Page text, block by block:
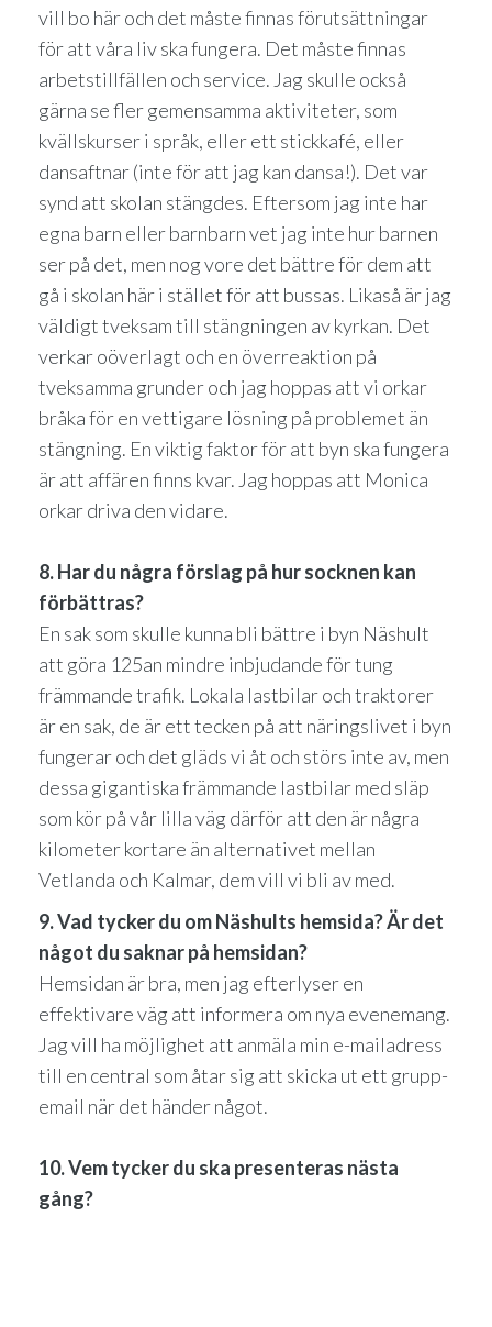
vill bo här och det måste finnas förutsättningar
för att våra liv ska fungera. Det måste finnas
arbetstillfällen och service. Jag skulle också
gärna se fler gemensamma aktiviteter, som
kvällskurser i språk, eller ett stickkafé, eller
dansaftnar (inte för att jag kan dansa!). Det var
synd att skolan stängdes. Eftersom jag inte har
egna barn eller barnbarn vet jag inte hur barnen
ser på det, men nog vore det bättre för dem att
gå i skolan här i stället för att bussas. Likaså är jag
väldigt tveksam till stängningen av kyrkan. Det
verkar oöverlagt och en överreaktion på
tveksamma grunder och jag hoppas att vi orkar
bråka för en vettigare lösning på problemet än
stängning. En viktig faktor för att byn ska fungera
är att affären finns kvar. Jag hoppas att Monica
orkar driva den vidare.
8. Har du några förslag på hur socknen kan
förbättras?
En sak som skulle kunna bli bättre i byn Näshult
att göra 125an mindre inbjudande för tung
främmande trafik. Lokala lastbilar och traktorer
är en sak, de är ett tecken på att näringslivet i byn
fungerar och det gläds vi åt och störs inte av, men
dessa gigantiska främmande lastbilar med släp
som kör på vår lilla väg därför att den är några
kilometer kortare än alternativet mellan
Vetlanda och Kalmar, dem vill vi bli av med.
9. Vad tycker du om Näshults hemsida? Är det
något du saknar på hemsidan?
Hemsidan är bra, men jag efterlyser en
effektivare väg att informera om nya evenemang.
Jag vill ha möjlighet att anmäla min e-mailadress
till en central som åtar sig att skicka ut ett grupp-
email när det händer något.
10. Vem tycker du ska presenteras nästa
gång?